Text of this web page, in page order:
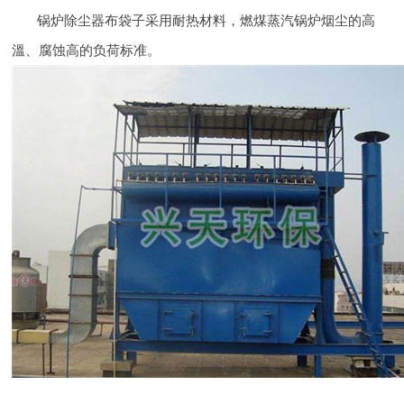
锅炉除尘器布袋子采用耐热材料，燃煤蒸汽锅炉烟尘的高
溫、腐蚀高的负荷标准。